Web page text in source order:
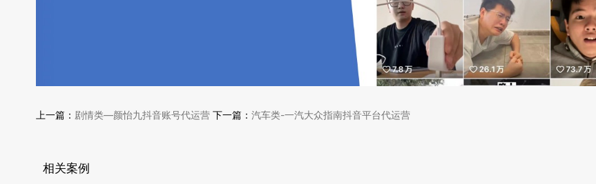
上一篇： 剧情类—颜怡九抖音账号代运营 下一篇： 汽车类-一汽大众指南抖音平台代运营
相关案例